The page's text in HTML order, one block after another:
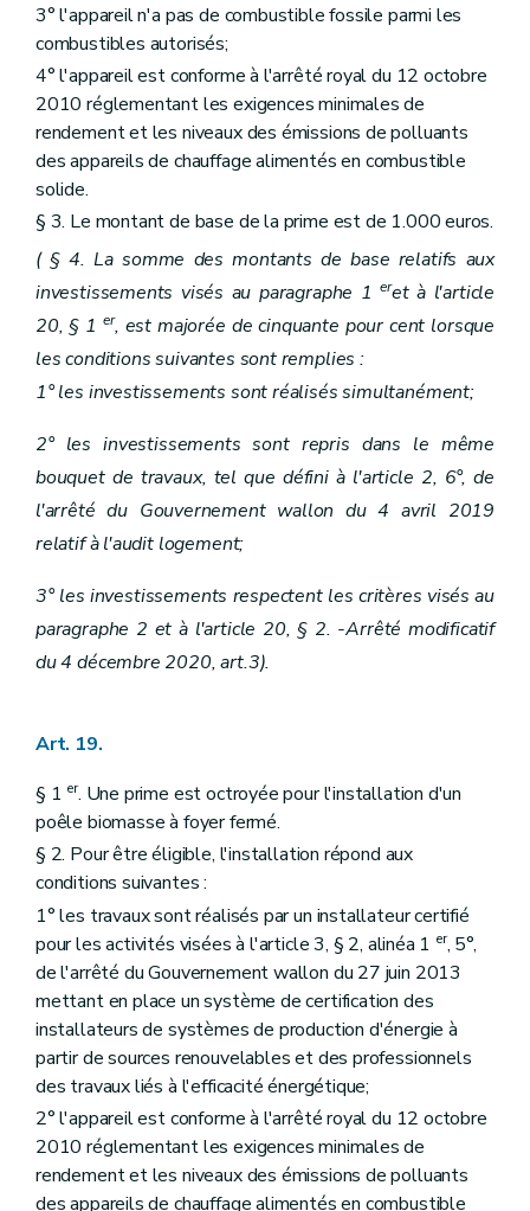
3° l'appareil n'a pas de combustible fossile parmi les
combustibles autorisés;
4° l'appareil est conforme à l'arrêté royal du 12 octobre
2010 réglementant les exigences minimales de
rendement et les niveaux des émissions de polluants
des appareils de chauffage alimentés en combustible
solide.
§ 3. Le montant de base de la prime est de 1.000 euros.
( § 4. La somme des montants de base relatifs aux
investissements visés au paragraphe 1eret à l'article
20, § 1er, est majorée de cinquante pour cent lorsque
les conditions suivantes sont remplies :
1° les investissements sont réalisés simultanément;
2° les investissements sont repris dans le même
bouquet de travaux, tel que défini à l'article 2, 6°, de
l'arrêté du Gouvernement wallon du 4 avril 2019
relatif à l'audit logement;
3° les investissements respectent les critères visés au
paragraphe 2 et à l'article 20, § 2. -Arrêté modificatif
du 4 décembre 2020, art.3).
Art. 19.
§ 1 er. Une prime est octroyée pour l'installation d'un
poêle biomasse à foyer fermé.
§ 2. Pour être éligible, l'installation répond aux
conditions suivantes :
1° les travaux sont réalisés par un installateur certifié
pour les activités visées à l'article 3, § 2, alinéa 1 er, 5°,
de l'arrêté du Gouvernement wallon du 27 juin 2013
mettant en place un système de certification des
installateurs de systèmes de production d'énergie à
partir de sources renouvelables et des professionnels
des travaux liés à l'efficacité énergétique;
2° l'appareil est conforme à l'arrêté royal du 12 octobre
2010 réglementant les exigences minimales de
rendement et les niveaux des émissions de polluants
des appareils de chauffage alimentés en combustible